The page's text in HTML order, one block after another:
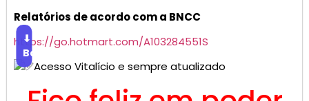
Relatórios de acordo com a BNCC
https://go.hotmart.com/A103284551S
⬇
Baixar
Acesso Vitalício e sempre atualizado